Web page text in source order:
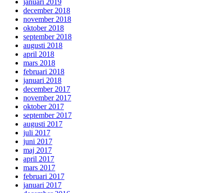
januari 2019
december 2018
november 2018
oktober 2018
september 2018
augusti 2018
april 2018
mars 2018
februari 2018
januari 2018
december 2017
november 2017
oktober 2017
september 2017
augusti 2017
juli 2017
juni 2017
maj 2017
april 2017
mars 2017
februari 2017
januari 2017